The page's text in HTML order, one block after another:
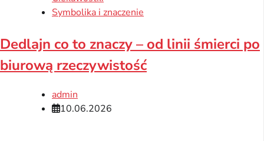
Symbolika i znaczenie
Dedlajn co to znaczy – od linii śmierci po
biurową rzeczywistość
admin
10.06.2026